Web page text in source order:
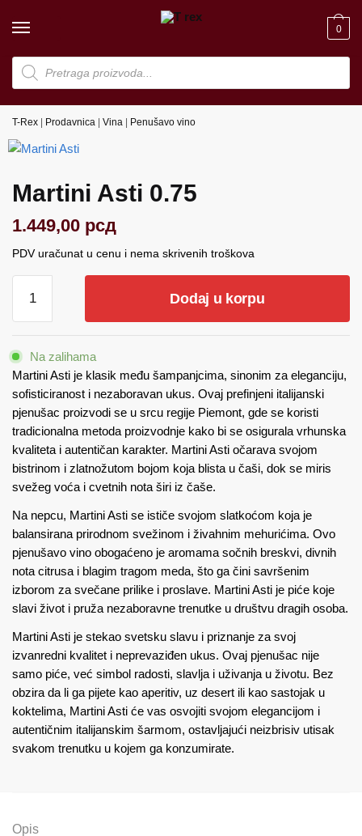
Products
search
0
T-Rex Prodavnica Vina Penušavo vino
Martini Asti 0.75
1.449,00 рсд
PDV uračunat u cenu i nema skrivenih troškova
Asti
0.75
Dodaj u korpu
Na zalihama
Martini Asti je klasik među šampanjcima, sinonim za eleganciju,
sofisticiranost i nezaboravan ukus. Ovaj prefinjeni italijanski
pjenušac proizvodi se u srcu regije Piemont, gde se koristi
tradicionalna metoda proizvodnje kako bi se osigurala vrhunska
kvaliteta i autentičan karakter. Martini Asti očarava svojom
bistrinom i zlatnožutom bojom koja blista u čaši, dok se miris
svežeg voća i cvetnih nota širi iz čaše.
Na nepcu, Martini Asti se ističe svojom slatkoćom koja je
balansirana prirodnom svežinom i živahnim mehurićima. Ovo
pjenušavo vino obogaćeno je aromama sočnih breskvi, divnih
nota citrusa i blagim tragom meda, što ga čini savršenim
izborom za svečane prilike i proslave. Martini Asti je piće koje
slavi život i pruža nezaboravne trenutke u društvu dragih osoba.
Martini Asti je stekao svetsku slavu i priznanje za svoj
izvanredni kvalitet i neprevaziđen ukus. Ovaj pjenušac nije
samo piće, već simbol radosti, slavlja i uživanja u životu. Bez
obzira da li ga pijete kao aperitiv, uz desert ili kao sastojak u
koktelima, Martini Asti će vas osvojiti svojom elegancijom i
autentičnim italijanskim šarmom, ostavljajući neizbrisiv utisak
svakom trenutku u kojem ga konzumirate.
Opis